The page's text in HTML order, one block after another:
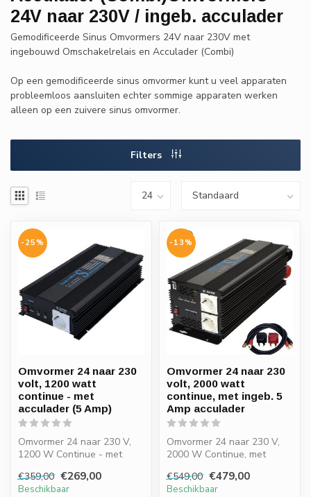
24V naar 230V / ingeb. acculader
Gemodificeerde Sinus Omvormers 24V naar 230V met
ingebouwd Omschakelrelais en Acculader (Combi)
Op een gemodificeerde sinus omvormer kunt u veel apparaten
probleemloos aansluiten echter sommige apparaten werken
alleen op een zuivere sinus omvormer.
Filters
-25%
Omvormer 24 naar 230
volt, 1200 watt
continue - met
acculader (5 Amp)
Omvormer 24 naar 230 V,
1200 W Continue - met
€359,00 €269,00
Beschikbaar
-13%
Omvormer 24 naar 230
volt, 2000 watt
continue, met ingeb. 5
Amp acculader
Omvormer 24 naar 230 V,
2000 W Continue, met
€549,00 €479,00
Beschikbaar